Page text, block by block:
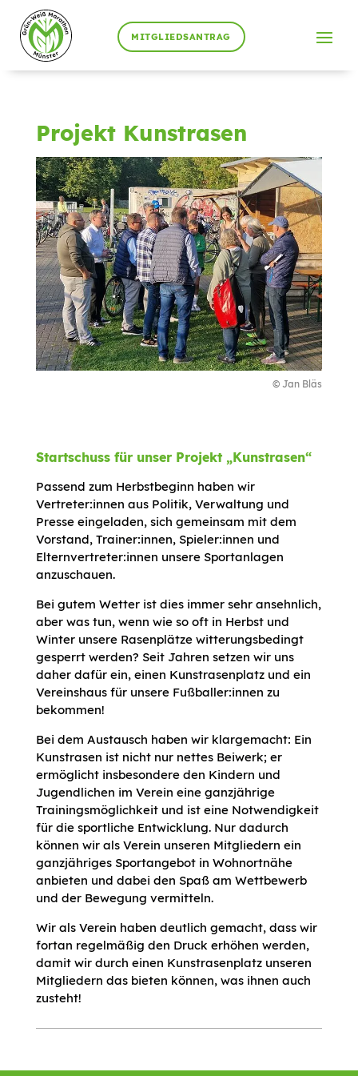
MITGLIEDSANTRAG
Projekt Kunstrasen
© Jan Bläs
Startschuss für unser Projekt „Kunstrasen“
Passend zum Herbstbeginn haben wir
Vertreter:innen aus Politik, Verwaltung und
Presse eingeladen, sich gemeinsam mit dem
Vorstand, Trainer:innen, Spieler:innen und
Elternvertreter:innen unsere Sportanlagen
anzuschauen.
Bei gutem Wetter ist dies immer sehr ansehnlich,
aber was tun, wenn wie so oft in Herbst und
Winter unsere Rasenplätze witterungsbedingt
gesperrt werden? Seit Jahren setzen wir uns
daher dafür ein, einen Kunstrasenplatz und ein
Vereinshaus für unsere Fußballer:innen zu
bekommen!
Bei dem Austausch haben wir klargemacht: Ein
Kunstrasen ist nicht nur nettes Beiwerk; er
ermöglicht insbesondere den Kindern und
Jugendlichen im Verein eine ganzjährige
Trainingsmöglichkeit und ist eine Notwendigkeit
für die sportliche Entwicklung. Nur dadurch
können wir als Verein unseren Mitgliedern ein
ganzjähriges Sportangebot in Wohnortnähe
anbieten und dabei den Spaß am Wettbewerb
und der Bewegung vermitteln.
Wir als Verein haben deutlich gemacht, dass wir
fortan regelmäßig den Druck erhöhen werden,
damit wir durch einen Kunstrasenplatz unseren
Mitgliedern das bieten können, was ihnen auch
zusteht!